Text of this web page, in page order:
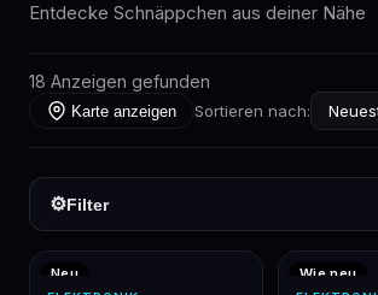
Entdecke Schnäppchen aus deiner Nähe
18 Anzeigen gefunden
Karte anzeigen Sortieren nach:
⚙Filter
Neu Wie neu